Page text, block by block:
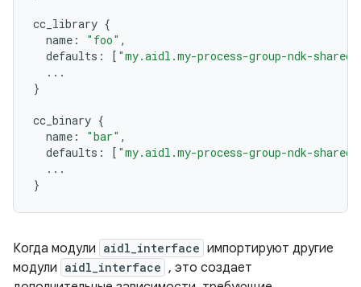
cc_library {
name : "foo" ,
defaults : [ "my.aidl.my-process-group-ndk-shared"
...
}
cc_binary {
name : "bar" ,
defaults : [ "my.aidl.my-process-group-ndk-shared"
...
}
Когда модули aidl_interface импортируют другие
модули aidl_interface , это создает